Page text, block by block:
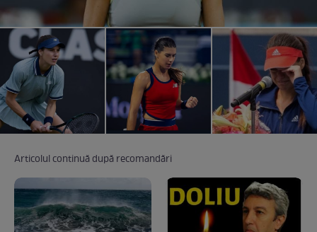
Articolul continuă după recomandări